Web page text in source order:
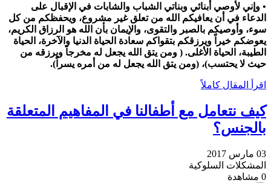
• وإني لأوصي أبنائي وبناتي الشباب والشابات في الإقبال على
الدعاء في أن يعافيكم الله من تعلق غير مشروع، ويحفظكم من كل
سوء، وأوصيكم بالصبر والتقوى، والإيمان بأن الله هو الرزاق الكريم،
يعوضكم خيراً ويرزقكم بتقواكم سعادة الحياة الدنيا والآخرة، الحياة
الطيبة، الحياة الأغلى. ( ومن يتق الله يجعل له مخرجاً ويرزقه من
حيث لا يحتسب)، (ومن يتق الله يجعل له من أمره يسراً).
اقرأ المقال كاملاً
كيف نتعامل مع أطفالنا في المفاهيم المتعلقة
بالجنس؟
03 مارس 2017
المشكلات السلوكية
0 مشاهدة